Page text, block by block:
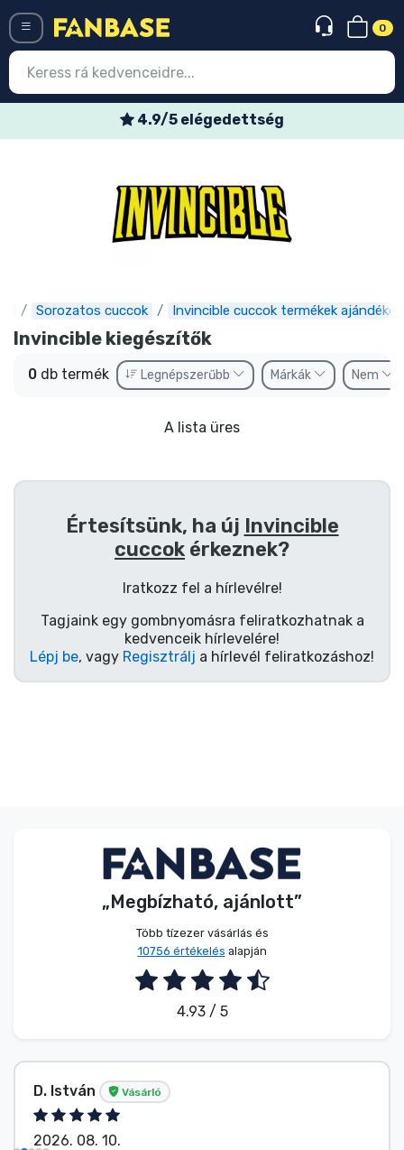
0
4.9/5 elégedettség
Sorozatos cuccok Invincible cuccok termékek ajándékok
Invincible kiegészítők
0 db termék Legnépszerűbb Márkák Nem
A lista üres
Értesítsünk, ha új Invincible
cuccok érkeznek?
Iratkozz fel a hírlevélre!
Tagjaink egy gombnyomásra feliratkozhatnak a
kedvenceik hírlevelére!
Lépj be, vagy Regisztrálj a hírlevél feliratkozáshoz!
„Megbízható, ajánlott”
Több tízezer vásárlás és
10756 értékelés alapján
4.93 / 5
D. István Vásárló
2026. 08. 10.
Legújabb cuccok
Akciós ajánlatok
Előrendelhető cuccok
Outlet cuccok
Filmes cuccok
Animés cuccok
Terméktípusok